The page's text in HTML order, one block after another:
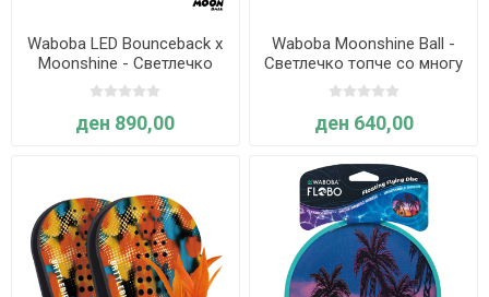
Waboba LED Bounceback x
Moonshine - Светлечко
топче со еластична врвка
(Црвено)
ден 890,00
Waboba Moonshine Ball -
Светлечко топче со многу
висок отскок
ден 640,00